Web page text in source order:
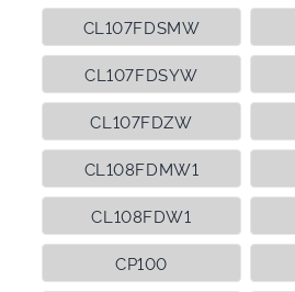
CL107FDSMW
CL107FDSYW
CL107FDZW
CL108FDMW1
CL108FDW1
CP100